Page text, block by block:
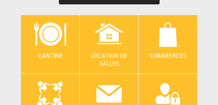
CANTINE
LOCATION DE
SALLES
COMMERCES